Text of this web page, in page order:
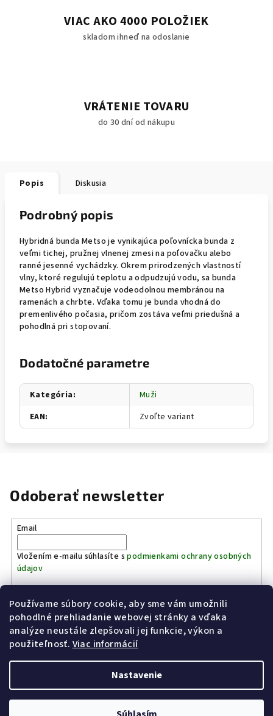
Používame súbory cookie, aby sme vám umožnili
pohodlné prehliadanie webovej stránky a vďaka
analýze neustále zlepšovali jej funkcie, výkon a
použiteľnosť. Viac informácií
Nastavenie
VIAC AKO 4000 POLOŽIEK
skladom ihneď na odoslanie
VRÁTENIE TOVARU
do 30 dní od nákupu
Popis Diskusia
Podrobný popis
Hybridná bunda Metso je vynikajúca poľovnícka bunda z
veľmi tichej, pružnej vlnenej zmesi na poľovačku alebo
ranné jesenné vychádzky. Okrem prirodzených vlastností
vlny, ktoré regulujú teplotu a odpudzujú vodu, sa bunda
Metso Hybrid vyznačuje vodeodolnou membránou na
ramenách a chrbte. Vďaka tomu je bunda vhodná do
premenlivého počasia, pričom zostáva veľmi priedušná a
pohodlná pri stopovaní.
Dodatočné parametre
Kategória:
Muži
EAN: Zvoľte variant
Odoberať newsletter
Email
Vložením e-mailu súhlasíte spodmienkami ochrany osobných
údajov
Prihlásiť sa
Kinostrelnica Páleník